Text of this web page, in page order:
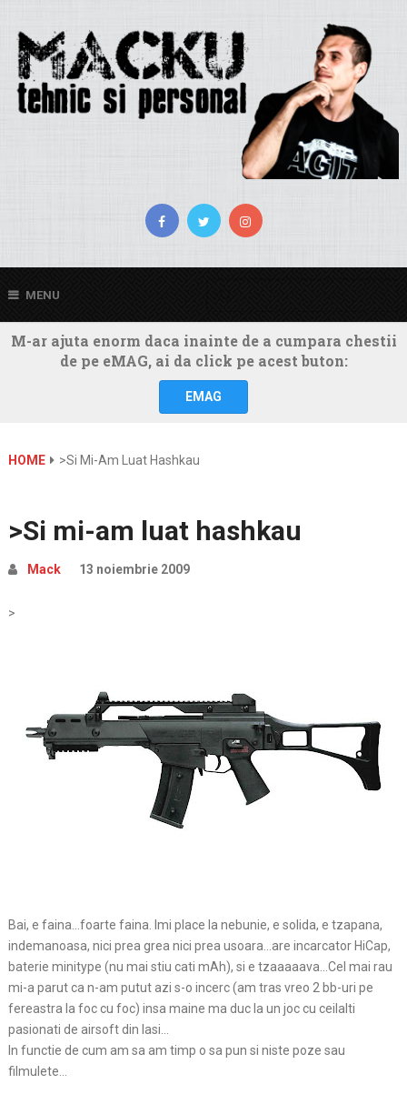
MENU
M-ar ajuta enorm daca inainte de a cumpara chestii
de pe eMAG, ai da click pe acest buton:
EMAG
HOME >Si Mi-Am Luat Hashkau
>Si mi-am luat hashkau
Mack 13 noiembrie 2009
>
Bai, e faina…foarte faina. Imi place la nebunie, e solida, e tzapana,
indemanoasa, nici prea grea nici prea usoara…are incarcator HiCap,
baterie minitype (nu mai stiu cati mAh), si e tzaaaaava…Cel mai rau
mi-a parut ca n-am putut azi s-o incerc (am tras vreo 2 bb-uri pe
fereastra la foc cu foc) insa maine ma duc la un joc cu ceilalti
pasionati de airsoft din Iasi…
In functie de cum am sa am timp o sa pun si niste poze sau
filmulete…